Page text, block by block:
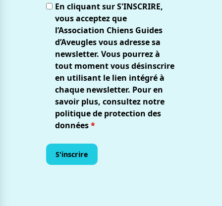
En cliquant sur S'INSCRIRE,
vous acceptez que
l’Association Chiens Guides
d’Aveugles vous adresse sa
newsletter. Vous pourrez à
tout moment vous désinscrire
en utilisant le lien intégré à
chaque newsletter. Pour en
savoir plus, consultez notre
politique de protection des
données*